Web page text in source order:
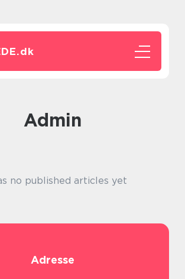
dk
admin
no published articles yet
Adresse